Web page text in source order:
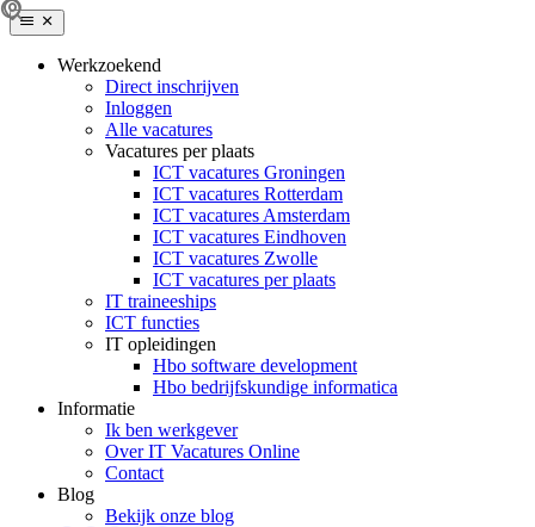
Werkzoekend
Direct inschrijven
Inloggen
Alle vacatures
Vacatures per plaats
ICT vacatures Groningen
ICT vacatures Rotterdam
ICT vacatures Amsterdam
ICT vacatures Eindhoven
ICT vacatures Zwolle
ICT vacatures per plaats
IT traineeships
ICT functies
IT opleidingen
Hbo software development
Hbo bedrijfskundige informatica
Informatie
Ik ben werkgever
Over IT Vacatures Online
Contact
Blog
Bekijk onze blog